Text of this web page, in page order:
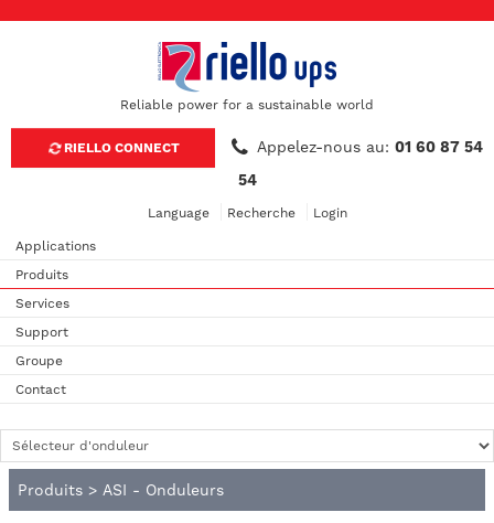
Reliable power for a sustainable world
RIELLO CONNECT Appelez-nous au: 01 60 87 54
54
Language Recherche Login
Applications
Produits
Services
Support
Groupe
Contact
Produits > ASI - Onduleurs